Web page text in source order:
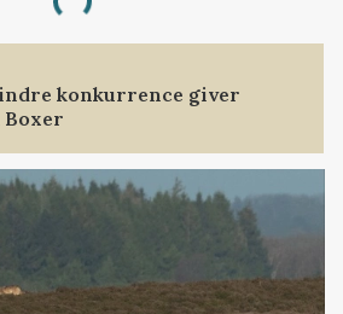
Loading...
konkurrence giver